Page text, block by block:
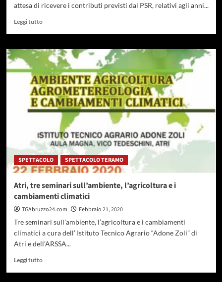
attesa di ricevere i contributi previsti dal PSR, relativi agli anni...
Leggi tuttoLeggi
su
Agricoltura,
Zennaro:
con
anticipazione
PAC
al
70%
liquidità
immediata
per
aziende
agricole
SPETTACOLO SPETTACOLO TERAMO
Atri, tre seminari sull’ambiente, l’agricoltura e i
cambiamenti climatici
TGAbruzzo24.com
Febbraio 21, 2020
Tre seminari sull’ambiente, l’agricoltura e i cambiamenti
climatici a cura dell’ Istituto Tecnico Agrario “Adone Zoli” di
Atri e dell’ARSSA...
Leggi tuttoLeggi